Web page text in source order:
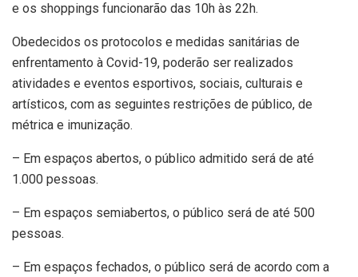
e os shoppings funcionarão das 10h às 22h.
Obedecidos os protocolos e medidas sanitárias de
enfrentamento à Covid-19, poderão ser realizados
atividades e eventos esportivos, sociais, culturais e
artísticos, com as seguintes restrições de público, de
métrica e imunização.
– Em espaços abertos, o público admitido será de até
1.000 pessoas.
– Em espaços semiabertos, o público será de até 500
pessoas.
– Em espaços fechados, o público será de acordo com a